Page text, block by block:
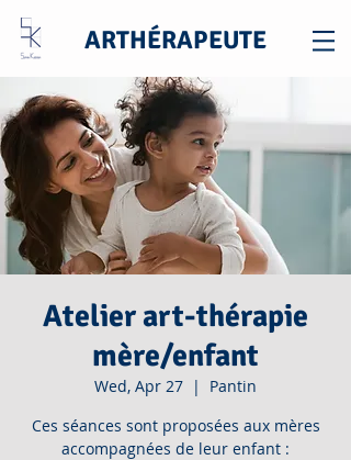
ARTHÉRAPEUTE
Atelier art-thérapie
mère/enfant
Wed, Apr 27
  |
Pantin
Ces séances sont proposées aux mères
accompagnées de leur enfant :